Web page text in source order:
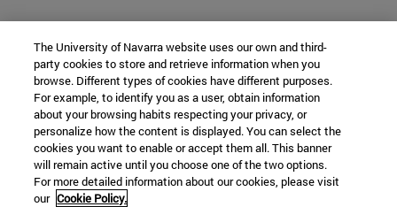
The University of Navarra website uses our own and third-
party cookies to store and retrieve information when you
browse. Different types of cookies have different purposes.
For example, to identify you as a user, obtain information
about your browsing habits respecting your privacy, or
personalize how the content is displayed. You can select the
cookies you want to enable or accept them all. This banner
will remain active until you choose one of the two options.
For more detailed information about our cookies, please visit
our Cookie Policy.